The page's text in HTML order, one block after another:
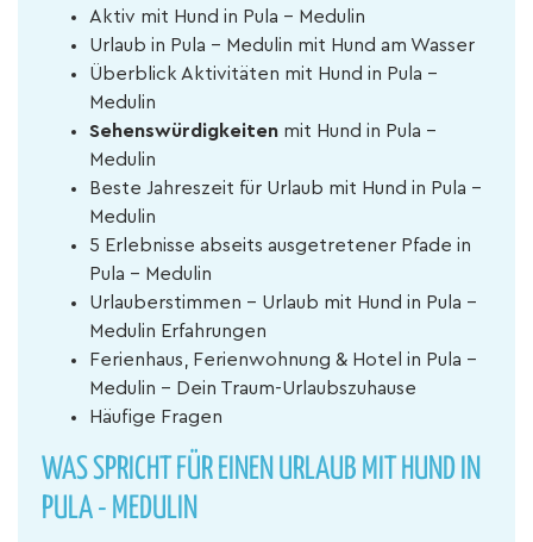
Aktiv mit Hund in Pula - Medulin
Urlaub in Pula - Medulin mit Hund am Wasser
Überblick Aktivitäten mit Hund in Pula -
Medulin
Sehenswürdigkeiten mit Hund in Pula -
Medulin
Beste Jahreszeit für Urlaub mit Hund in Pula -
Medulin
5 Erlebnisse abseits ausgetretener Pfade in
Pula - Medulin
Urlauberstimmen - Urlaub mit Hund in Pula -
Medulin Erfahrungen
Ferienhaus, Ferienwohnung & Hotel in Pula -
Medulin – Dein Traum-Urlaubszuhause
Häufige Fragen
WAS SPRICHT FÜR EINEN URLAUB MIT HUND IN
PULA - MEDULIN